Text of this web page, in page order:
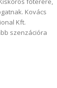
Kovács
Kft.
szenzációra